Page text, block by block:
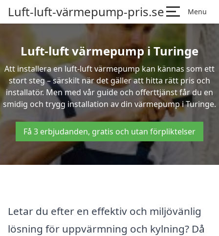
Luft-luft-värmepump-pris.se Menu
Luft-luft värmepump i Turinge
Att installera en luft-luft värmepump kan kännas som ett
stort steg – särskilt när det gäller att hitta rätt pris och
installatör. Men med vår guide och offerttjänst får du en
smidig och trygg installation av din värmepump i Turinge.
Få 3 erbjudanden, gratis och utan förpliktelser
Letar du efter en effektiv och miljövänlig
lösning för uppvärmning och kylning? Då